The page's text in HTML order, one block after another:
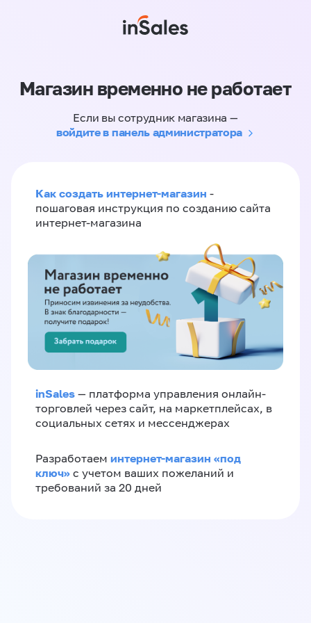
Магазин временно не работает
Если вы сотрудник магазина —
войдите в панель администратора
Как создать интернет-магазин -
пошаговая инструкция по созданию сайта
интернет-магазина
inSales — платформа управления онлайн-
торговлей через сайт, на маркетплейсах, в
социальных сетях и мессенджерах
Разработаем интернет-магазин «‎под
ключ»‎ с учетом ваших пожеланий и
требований за 20 дней